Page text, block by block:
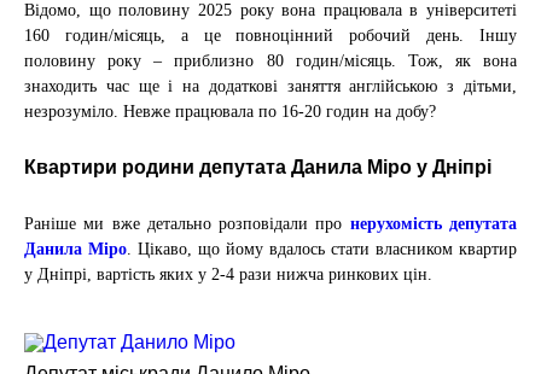
Відомо, що половину 2025 року вона працювала в університеті
160 годин/місяць, а це повноцінний робочий день. Іншу
половину року–приблизно 80 годин/місяць. Тож, як вона
знаходить час ще і на додаткові заняття англійською з дітьми,
незрозуміло. Невже працювала по 16-20 годин на добу?
Квартири родини депутата Данила Міро у Дніпрі
Раніше ми вже детально розповідали про нерухомість депутата
Данила Міро. Цікаво, що йому вдалось стати власником квартир
у Дніпрі, вартість яких у 2-4 рази нижча ринкових цін.